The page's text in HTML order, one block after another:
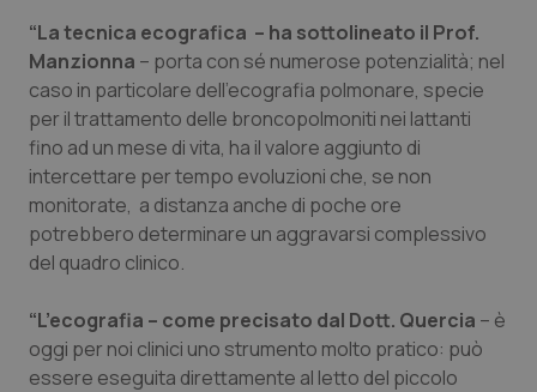
Oncologia & Nutrizione
Psoriasi & pelle
Quotidiano Cardiologia
Quotidiano Chirurgia
Quotidiano Pediatria
“La tecnica ecografica – ha sottolineato il Prof.
Manzionna – porta con sé numerose potenzialità; nel
caso in particolare dell’ecografia polmonare, specie
per il trattamento delle broncopolmoniti nei lattanti
fino ad un mese di vita, ha il valore aggiunto di
intercettare per tempo evoluzioni che, se non
monitorate, a distanza anche di poche ore
potrebbero determinare un aggravarsi complessivo
del quadro clinico.
“L’ecografia – come precisato dal Dott. Quercia – è
oggi per noi clinici uno strumento molto pratico: può
essere eseguita direttamente al letto del piccolo